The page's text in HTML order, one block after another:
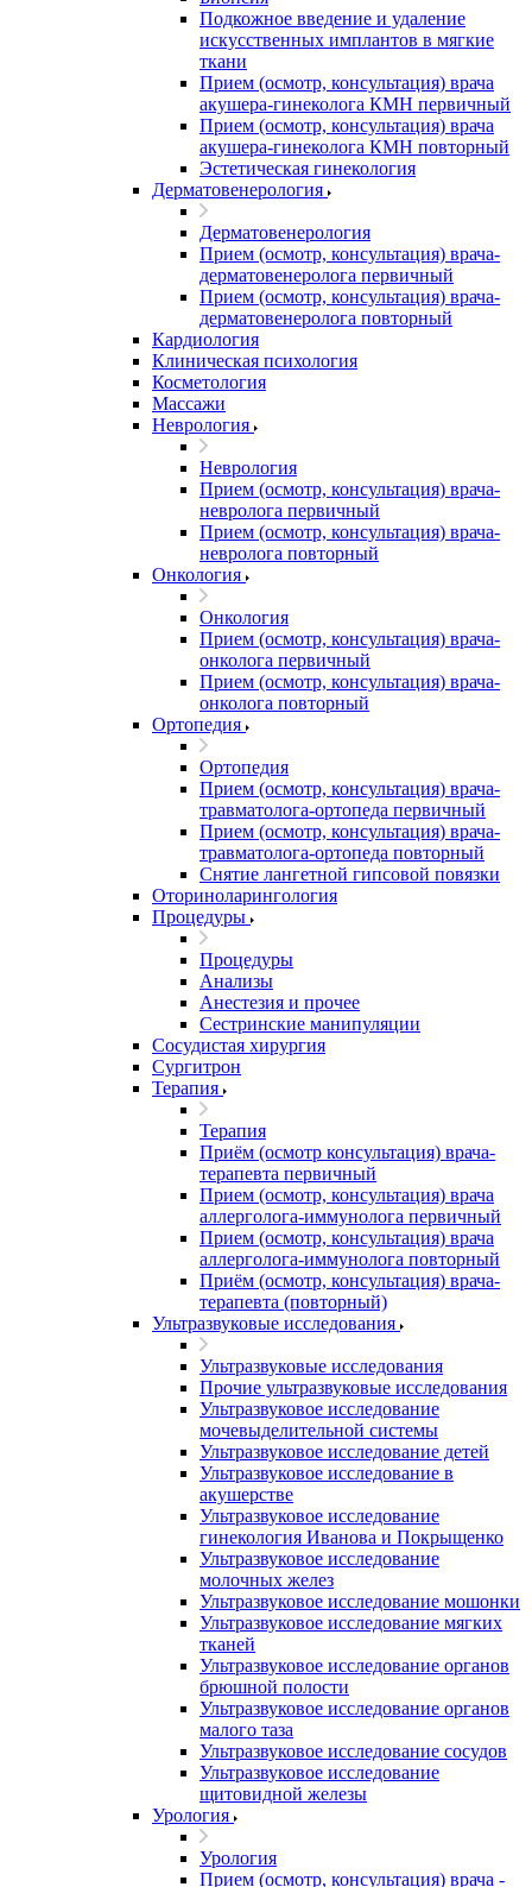
Подкожное введение и удаление
искусственных имплантов в мягкие
ткани
Прием (осмотр, консультация) врача
акушера-гинеколога КМН первичный
Прием (осмотр, консультация) врача
акушера-гинеколога КМН повторный
Эстетическая гинекология
Дерматовенерология
Дерматовенерология
Прием (осмотр, консультация) врача-
дерматовенеролога первичный
Прием (осмотр, консультация) врача-
дерматовенеролога повторный
Кардиология
Клиническая психология
Косметология
Массажи
Неврология
Неврология
Прием (осмотр, консультация) врача-
невролога первичный
Прием (осмотр, консультация) врача-
невролога повторный
Онкология
Онкология
Прием (осмотр, консультация) врача-
онколога первичный
Прием (осмотр, консультация) врача-
онколога повторный
Ортопедия
Ортопедия
Прием (осмотр, консультация) врача-
травматолога-ортопеда первичный
Прием (осмотр, консультация) врача-
травматолога-ортопеда повторный
Снятие лангетной гипсовой повязки
Оториноларингология
Процедуры
Процедуры
Анализы
Анестезия и прочее
Сестринские манипуляции
Сосудистая хирургия
Сургитрон
Терапия
Терапия
Приём (осмотр консультация) врача-
терапевта первичный
Прием (осмотр, консультация) врача
аллерголога-иммунолога первичный
Прием (осмотр, консультация) врача
аллерголога-иммунолога повторный
Приём (осмотр, консультация) врача-
терапевта (повторный)
Ультразвуковые исследования
Ультразвуковые исследования
Прочие ультразвуковые исследования
Ультразвуковое исследование
мочевыделительной системы
Ультразвуковое исследование детей
Ультразвуковое исследование в
акушерстве
Ультразвуковое исследование
гинекология Иванова и Покрыщенко
Ультразвуковое исследование
молочных желез
Ультразвуковое исследование мошонки
Ультразвуковое исследование мягких
тканей
Ультразвуковое исследование органов
брюшной полости
Ультразвуковое исследование органов
малого таза
Ультразвуковое исследование сосудов
Ультразвуковое исследование
щитовидной железы
Урология
Урология
Прием (осмотр, консультация) врача -